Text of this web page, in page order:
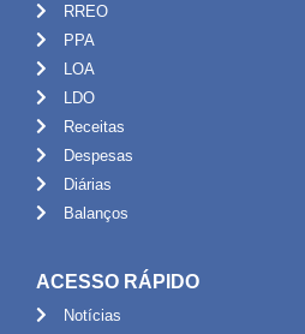
RREO
PPA
LOA
LDO
Receitas
Despesas
Diárias
Balanços
ACESSO RÁPIDO
Notícias